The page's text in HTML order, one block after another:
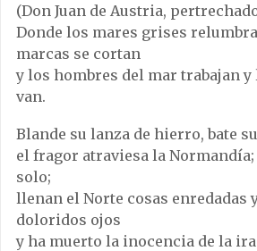
(Don Juan de Austria,
Donde los mares grises
marcas se cortan
y los hombres del mar trabajan y
van.
Blande su lanza de hierro, bate
el fragor atraviesa la
solo;
llenan el Norte cosas enredadas
doloridos ojos
y ha muerto la inocencia de la